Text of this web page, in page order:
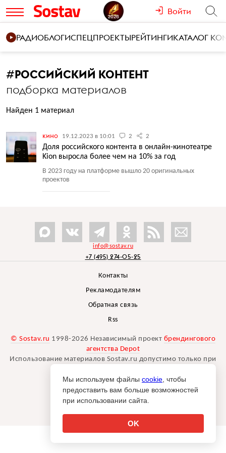
Войти
РАДИОБЛОГИСПЕЦПРОЕКТЫРЕЙТИНГИКАТАЛОГ
#РОССИЙСКИЙ КОНТЕНТ
подборка материалов
Найден 1 материал
кино 19.12.2023 в 10:01 2 2
Доля российского контента в онлайн-кинотеатре
Kion выросла более чем на 10% за год
В 2023 году на платформе вышло 20 оригинальных
проектов
info@sostav.ru
+7 (495) 274-05-25
Контакты
Рекламодателям
Обратная связь
Rss
© Sostav.ru 1998-2026 Независимый проект брендингового
агентства Depot
Использование материалов Sostav.ru допустимо только при
Дизайн сайта -Liqium.
18+
Мы используем файлы cookie , чтобы
предоставить вам больше возможностей
при использовании сайта.
OK